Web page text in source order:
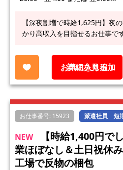
【深夜割増で時給1,625円】夜
かり高収入を目指せるお仕事で
お気に入り追加
詳細を見る
お仕事番号: 15923 派遣社員 短
NEW
【時給1,400円で
業ほぼなし＆土日祝休
工場で反物の梱包